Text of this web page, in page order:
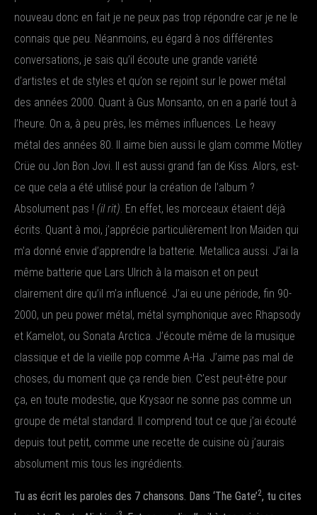
nouveau donc en fait je ne peux pas trop répondre car je ne le
connais que peu. Néanmoins, eu égard à nos différentes
conversations, je sais qu’il écoute une grande variété
d’artistes et de styles et qu’on se rejoint sur le power métal
des années 2000. Quant à Gus Monsanto, on en a parlé tout à
l’heure. On a, à peu près, les mêmes influences. Le heavy
métal des années 80. Il aime bien aussi le glam comme Mötley
Crüe ou Jon Bon Jovi. Il est aussi grand fan de Kiss. Alors, est-
ce que cela a été utilisé pour la création de l’album ?
Absolument pas ! (il rit) . En effet, les morceaux étaient déjà
écrits. Quant à moi, j’apprécie particulièrement Iron Maiden qui
m’a donné envie d’apprendre la batterie. Metallica aussi. J’ai la
même batterie que Lars Ulrich à la maison et on peut
clairement dire qu’il m’a influencé. J’ai eu une période, fin 90-
2000, un peu power métal, métal symphonique avec Rhapsody
et Kamelot, ou Sonata Arctica. J’écoute même de la musique
classique et de la vieille pop comme A-Ha. J’aime pas mal de
choses, du moment que ça rende bien. C’est peut-être pour
ça, en toute modestie, que Krysaor ne sonne pas comme un
groupe de métal standard. Il comprend tout ce que j’ai écouté
depuis tout petit, comme une recette de cuisine où j’aurais
absolument mis tous les ingrédients.
Tu as écrit les paroles des 7 chansons. Dans ‘The Gate’2, tu cites